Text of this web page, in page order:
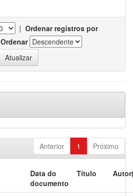
| Ordenar registros por
Ordenar
Anterior 1 Próximo
Data do
documento
Título